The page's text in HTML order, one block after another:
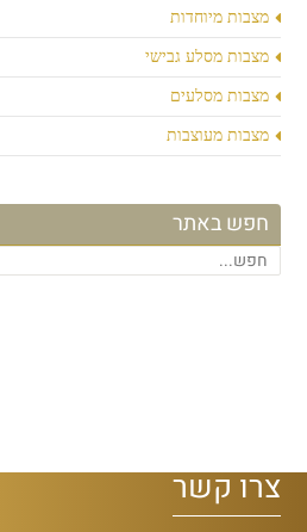
מצבות מיוחדות
מצבות מסלע גבישי
מצבות מסלעים
מצבות מעוצבות
חפש באתר
צרו קשר